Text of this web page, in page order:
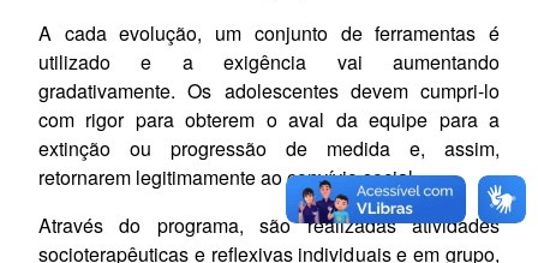
A cada evolução, um conjunto de ferramentas é
utilizado e a exigência vai aumentando
gradativamente. Os adolescentes devem cumpri-lo
com rigor para obterem o aval da equipe para a
extinção ou progressão de medida e, assim,
retornarem legitimamente ao convívio social.
Através do programa, são realizadas atividades
socioterapêuticas e reflexivas individuais e em grupo,